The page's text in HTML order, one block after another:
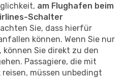
am Flughafen beim
Schalter
Sie, dass hierfür
können. Wenn Sie nur
können Sie direkt zu den
Passagiere, die mit
müssen unbedingt